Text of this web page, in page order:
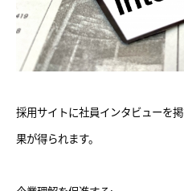
採用サイトに社員インタビューを
果が得られます。